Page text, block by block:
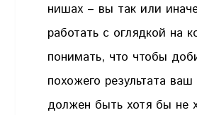
нишах – вы так или
работать с оглядкой на
понимать, что чтобы
похожего результата ваш
должен быть хотя бы не